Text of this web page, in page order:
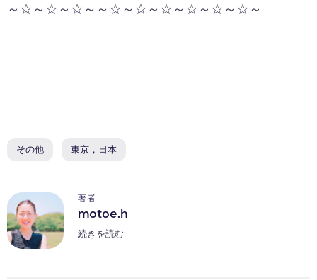
～☆～☆～☆～～☆～☆～☆～☆～☆～☆～
その他 東京，日本
M
著者
motoe.h
続きを読む